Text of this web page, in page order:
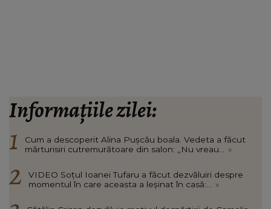
Informațiile zilei:
Cum a descoperit Alina Pușcău boala. Vedeta a făcut
mărturisiri cutremurătoare din salon: „Nu vreau...
»
VIDEO Soțul Ioanei Tufaru a făcut dezvăluiri despre
momentul în care aceasta a leșinat în casă:...
»